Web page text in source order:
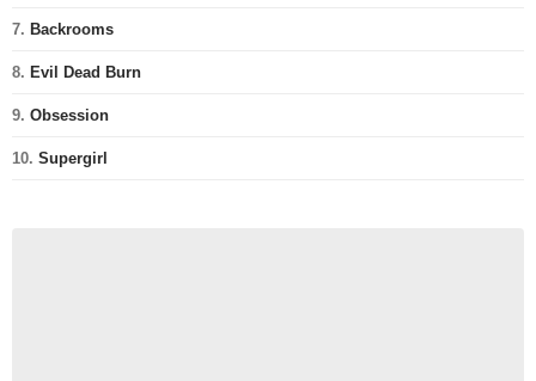
7. Backrooms
8. Evil Dead Burn
9. Obsession
10. Supergirl